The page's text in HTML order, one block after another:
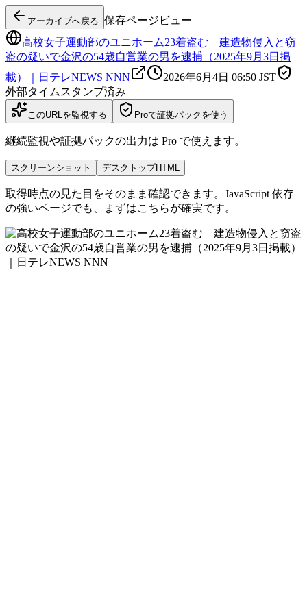
アーカイブへ戻る 保存ページビュー
高校女子運動部のユニホーム23着盗む 建造物侵入と窃
盗の疑いで金沢の54歳自営業の男を逮捕（2025年9月3日掲
載）｜日テレNEWS NNN
2026年6月4日 06:50 JST
外部タイムスタンプ済み
このURLを監視する Proで証拠パックを使う
継続監視や証拠パックの出力は Pro で使えます。
スクリーンショット デスクトップHTML
取得時点の見た目をそのまま確認できます。JavaScript 依存
の強いページでも、まずはこちらが確実です。